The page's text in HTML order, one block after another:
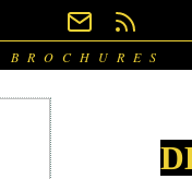
BROCHURES